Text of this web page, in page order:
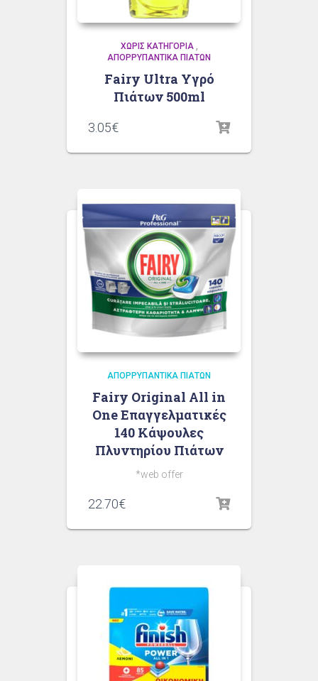
ΧΩΡΊΣ ΚΑΤΗΓΟΡΊΑ,
ΑΠΟΡΡΥΠΑΝΤΙΚΆ ΠΙΆΤΩΝ
Fairy Ultra Υγρό
Πιάτων 500ml
3.05€
ΑΠΟΡΡΥΠΑΝΤΙΚΆ ΠΙΆΤΩΝ
Fairy Original All in
One Επαγγελματικές
140 Κάψουλες
Πλυντηρίου Πιάτων
*web offer
22.70€